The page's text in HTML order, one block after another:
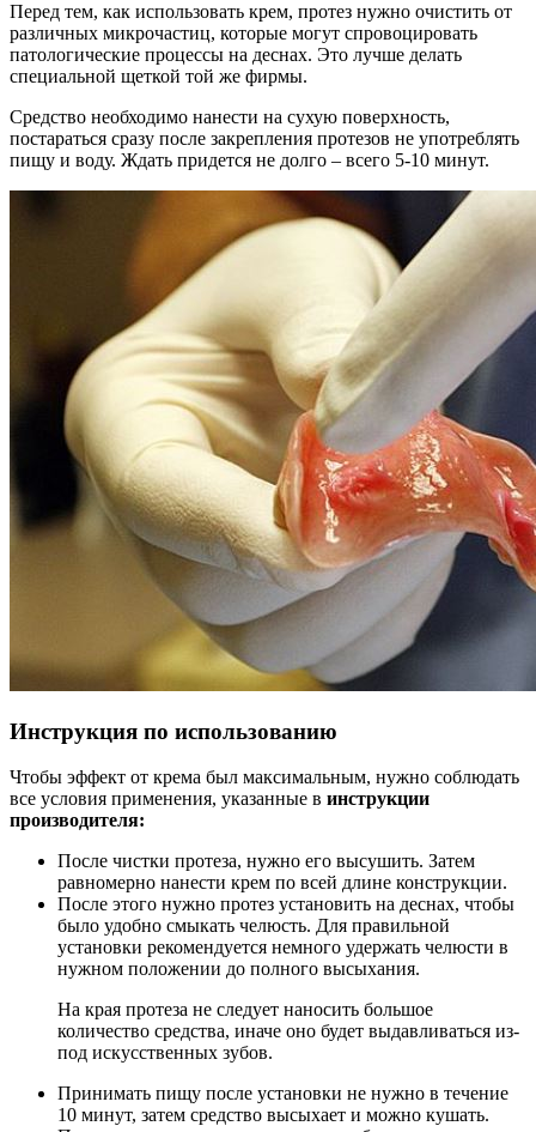
Перед тем, как использовать крем, протез нужно очистить от
различных микрочастиц, которые могут спровоцировать
патологические процессы на деснах. Это лучше делать
специальной щеткой той же фирмы.
Средство необходимо нанести на сухую поверхность,
постараться сразу после закрепления протезов не употреблять
пищу и воду. Ждать придется не долго – всего 5-10 минут.
Инструкция по использованию
Чтобы эффект от крема был максимальным, нужно соблюдать
все условия применения, указанные в инструкции
производителя:
После чистки протеза, нужно его высушить. Затем
равномерно нанести крем по всей длине конструкции.
После этого нужно протез установить на деснах, чтобы
было удобно смыкать челюсть. Для правильной
установки рекомендуется немного удержать челюсти в
нужном положении до полного высыхания.
На края протеза не следует наносить большое
количество средства, иначе оно будет выдавливаться из-
под искусственных зубов.
Принимать пищу после установки не нужно в течение
10 минут, затем средство высыхает и можно кушать.